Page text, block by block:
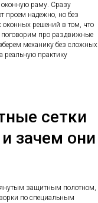
раму. Сразу
проем надежно, но без
оконных решений в том, что
поговорим про раздвижные
механику без сложных
реальную практику
сетки
зачем они
защитным полотном,
по специальным